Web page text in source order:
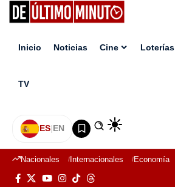
Inicio Noticias Cine Loterías
TV
ES|EN
Nacionales Internacionales Economía